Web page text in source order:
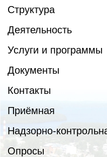
Структура
Деятельность
Услуги и программы
Документы
Контакты
Приёмная
Надзорно-
Опросы